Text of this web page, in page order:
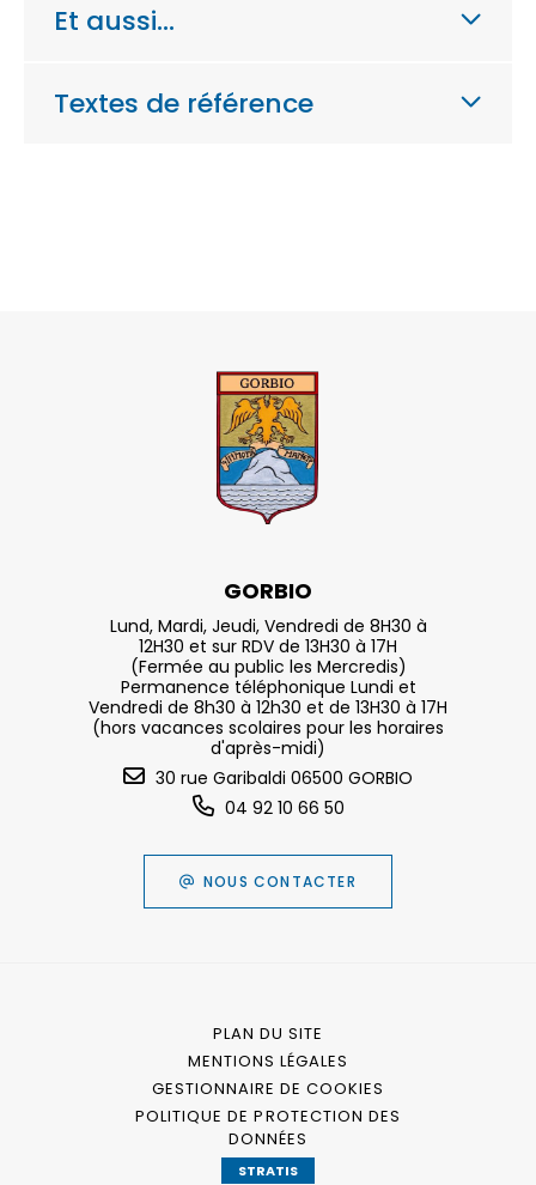
Et aussi…
Textes de référence
GORBIO
Lund, Mardi, Jeudi, Vendredi de 8H30 à
12H30 et sur RDV de 13H30 à 17H
(Fermée au public les Mercredis)
Permanence téléphonique Lundi et
Vendredi de 8h30 à 12h30 et de 13H30 à 17H
(hors vacances scolaires pour les horaires
d'après-midi)
30 rue Garibaldi 06500 GORBIO
04 92 10 66 50
NOUS CONTACTER
PLAN DU SITE
MENTIONS LÉGALES
GESTIONNAIRE DE COOKIES
POLITIQUE DE PROTECTION DES
DONNÉES
STRATIS